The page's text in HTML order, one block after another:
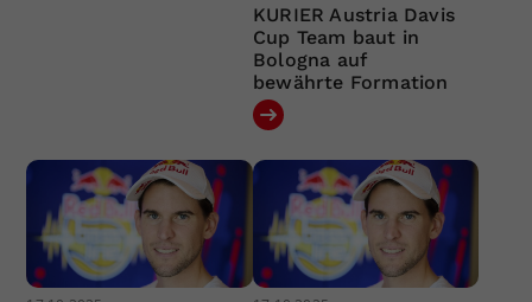
KURIER Austria Davis
Cup Team baut in
Bologna auf
bewährte Formation